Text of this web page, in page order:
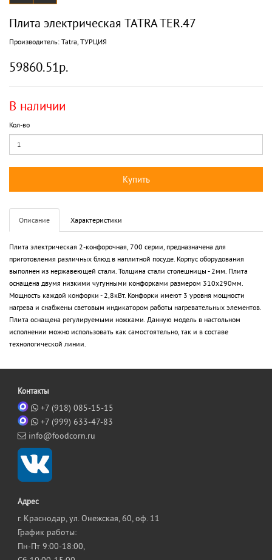
Плита электрическая TATRA TER.47
Производитель: Tatra, ТУРЦИЯ
59860.51р.
В наличии
Кол-во
Купить
Описание Характеристики
Плита электрическая 2-конфорочная, 700 серии, предназначена для
приготовления различных блюд в наплитной посуде. Корпус оборудования
выполнен из нержавеющей стали. Толщина стали столешницы - 2мм. Плита
оснащена двумя низкими чугунными конфорками размером 310х290мм.
Мощность каждой конфорки - 2,8кВт. Конфорки имеют 3 уровня мощности
нагрева и снабжены световым индикатором работы нагревательных элементов.
Плита оснащена регулируемыми ножками. Данную модель в настольном
исполнении можно использовать как самостоятельно, так и в составе
технологической линии.
Контакты
+7 (918) 085-15-15
+7 (999) 633-47-83
info@foodcorn.ru
Адрес
г. Краснодар, ул. Онежская, 60, оф. 11
График работы:
Пн-Пт 9:00-18:00,